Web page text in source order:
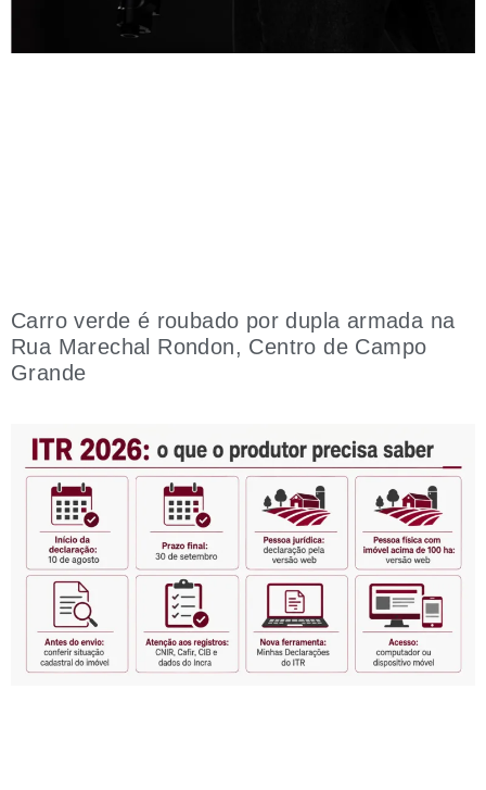
Carro verde é roubado por dupla armada na
Rua Marechal Rondon, Centro de Campo
Grande